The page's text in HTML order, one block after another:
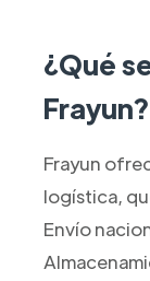
¿Qué
Frayun?
Frayun
logística,
Envío